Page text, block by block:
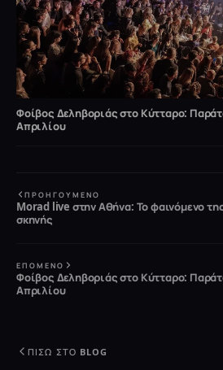
Φοίβος Δεληβοριάς στο Κύτταρο:
Απριλίου
ΠΡΟΗΓΟΎΜΕΝΟ
Morad live στην Αθήνα: Το φαινόμενο
σκηνής
ΕΠΌΜΕΝΟ
Φοίβος Δεληβοριάς στο Κύτταρο:
Απριλίου
ΠΊΣΩ ΣΤΟ BLOG